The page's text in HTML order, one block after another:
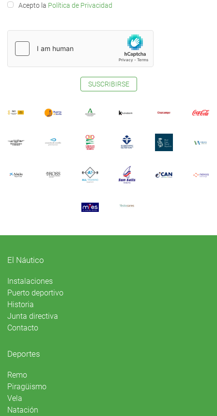
Acepto la Política de Privacidad
SUSCRIBIRSE
El Náutico
Instalaciones
Puerto deportivo
Historia
Junta directiva
Contacto
Deportes
Remo
Piragüismo
Vela
Natación